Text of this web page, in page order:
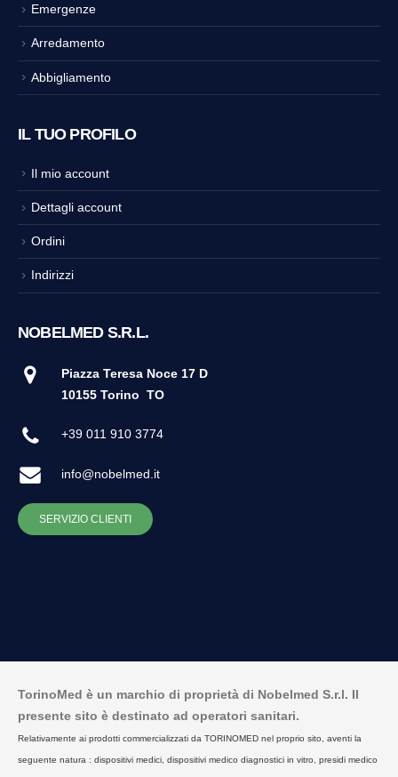
Emergenze
Arredamento
Abbigliamento
IL TUO PROFILO
Il mio account
Dettagli account
Ordini
Indirizzi
NOBELMED S.R.L.
Piazza Teresa Noce 17 D
10155 Torino TO
+39 011 910 3774
info@nobelmed.it
SERVIZIO CLIENTI
TorinoMed è un marchio di proprietà di Nobelmed S.r.l. Il
presente sito è destinato ad operatori sanitari.
Relativamente ai prodotti commercializzati da TORINOMED nel proprio sito, aventi la
seguente natura : dispositivi medici, dispositivi medico diagnostici in vitro, presidi medico